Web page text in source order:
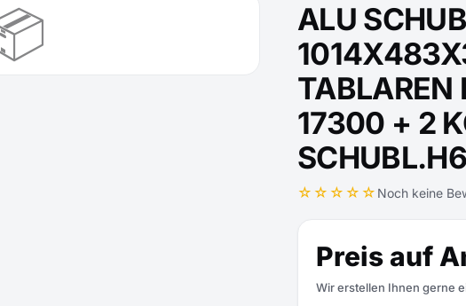
ALU
TABLAREN
17300 + 2
☆☆☆☆☆ Noch keine
Preis auf
Wir erstellen Ihnen gerne